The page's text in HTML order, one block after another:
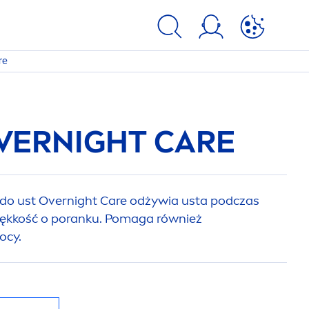
CARE
ust Overnight Careodżywia usta podczas
o poranku. Pomaga również